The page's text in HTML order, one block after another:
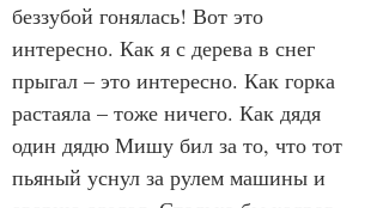
беззубой гонялась! Вот это
интересно. Как я с дерева в снег
прыгал – это интересно. Как горка
растаяла – тоже ничего. Как дядя
один дядю Мишу бил за то, что тот
пьяный уснул за рулем машины и